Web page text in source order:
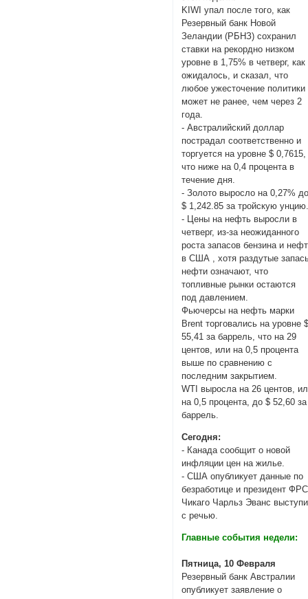
KIWI упал после того, как
Резервный банк Новой
Зеландии (РБНЗ) сохранил
ставки на рекордно низком
уровне в 1,75% в четверг, как
ожидалось, и сказал, что
любое ужесточение политики
может не ранее, чем через 2
года.
- Австралийский доллар
пострадал соответственно и
торгуется на уровне $ 0,7615,
что ниже на 0,4 процента в
течение дня.
- Золото выросло на 0,27%
$ 1,242.85 за тройскую
- Цены на нефть выросли в
четверг, из-за неожиданного
роста запасов бензина и
в США , хотя раздутые
нефти означают, что
топливные рынки остаются
под давлением.
Фьючерсы на нефть марки
Brent торговались на уровне
55,41 за баррель, что на 29
центов, или на 0,5 процента
выше по сравнению с
последним закрытием.
WTI выросла на 26 центов,
на 0,5 процента, до $ 52,60 за
баррель.
Сегодня:
- Канада сообщит о новой
инфляции цен на жилье.
- США опубликует данные по
безработице и президент ФРС
Чикаго Чарльз Эванс
с речью.
Главные события недели:
Пятница, 10 Февраля
Резервный банк Австралии
опубликует заявление о